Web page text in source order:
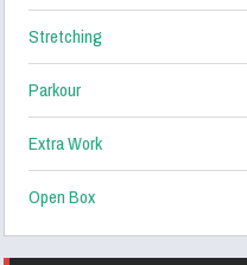
Stretching
Parkour
Extra Work
Open Box